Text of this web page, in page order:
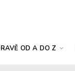
OD A DO Z